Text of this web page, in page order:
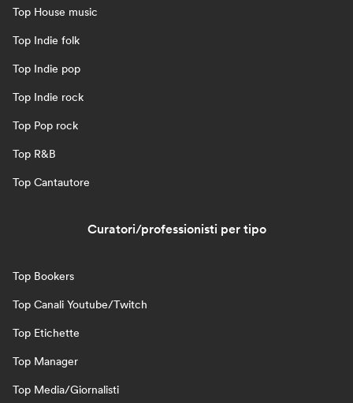
Top House music
Top Indie folk
Top Indie pop
Top Indie rock
Top Pop rock
Top R&B
Top Cantautore
Curatori/professionisti per tipo
Top Bookers
Top Canali Youtube/Twitch
Top Etichette
Top Manager
Top Media/Giornalisti